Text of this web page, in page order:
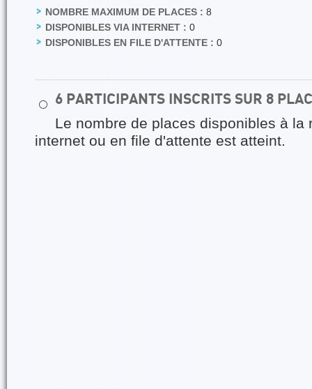
NOMBRE MAXIMUM DE PLACES : 8
DISPONIBLES VIA INTERNET : 0
DISPONIBLES EN FILE D'ATTENTE : 0
⚪ 6 PARTICIPANTS INSCRITS SUR 8
Le nombre de places disponibles à la
internet ou en file d'attente est atteint.